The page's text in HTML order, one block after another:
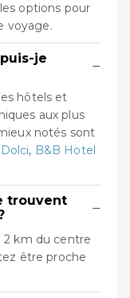
options pour
voyage.
je
−
hôtels et
aux plus
notés sont
, B&B Hotel
trouvent
−
2 km du centre
être proche